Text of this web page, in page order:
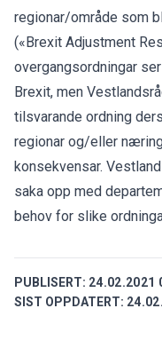
regionar/område som
(«Brexit Adjustment
overgangsordningar
Brexit, men
tilsvarande ordning
regionar og/eller
konsekvensar.
saka opp med
behov for slike
PUBLISERT: 24.02.2021
SIST OPPDATERT: